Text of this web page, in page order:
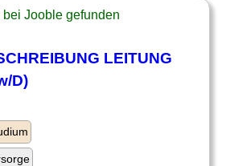
Jooble gefunden
LEITUNG
D)